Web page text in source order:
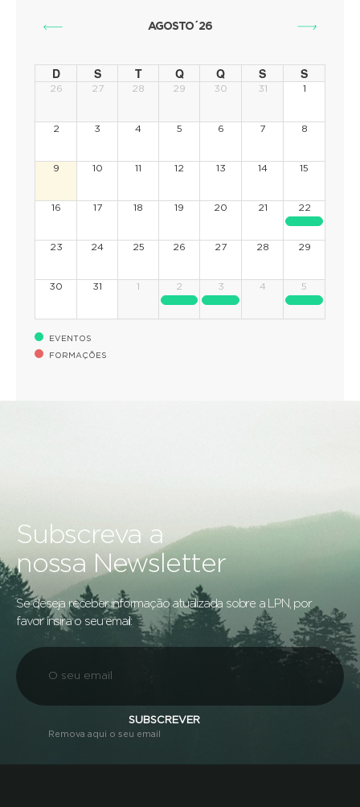
AGOSTO´26
D S T Q Q S S
26 27 28 29 30 31 1
2 3 4 5 6 7 8
9 10 11 12 13 14 15
16 17 18 19 20 21 22
23 24 25 26 27 28 29
30 31 1 2 3 4 5
EVENTOS
FORMAÇÕES
Subscreva a
nossa Newsletter
Se deseja receber informação atualizada sobre a LPN, por
favor insira o seu email:
SUBSCREVER
Remova aqui o seu email